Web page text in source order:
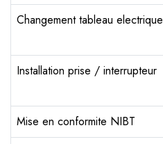
Changement tableau electrique
Installation prise / interrupteur
Mise en conformite NIBT